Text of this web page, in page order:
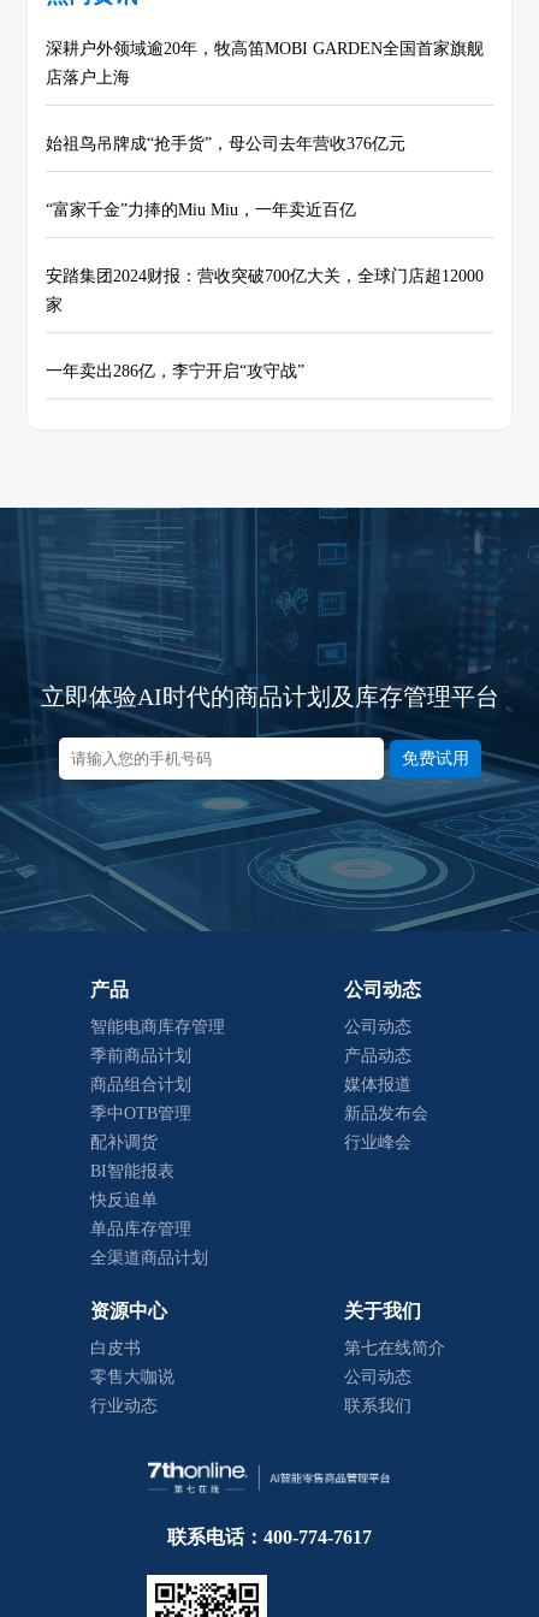
深耕户外领域逾20年，牧高笛MOBI GARDEN全国首家旗舰
店落户上海
始祖鸟吊牌成“抢手货”，母公司去年营收376亿元
“富家千金”力捧的Miu Miu，一年卖近百亿
安踏集团2024财报：营收突破700亿大关，全球门店超12000
家
一年卖出286亿，李宁开启“攻守战”
立即体验AI时代的商品计划及库存管理平台
免费试用
产品
智能电商库存管理
季前商品计划
商品组合计划
季中OTB管理
配补调货
BI智能报表
快反追单
单品库存管理
全渠道商品计划
公司动态
公司动态
产品动态
媒体报道
新品发布会
行业峰会
资源中心
白皮书
零售大咖说
行业动态
关于我们
第七在线简介
公司动态
联系我们
联系电话：400-774-7617